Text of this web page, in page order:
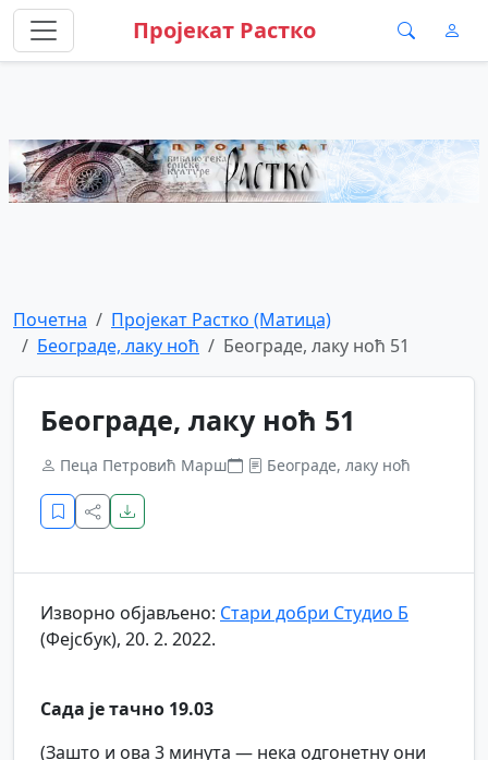
Пројекат Растко
Почетна
Пројекат Растко (Матица)
Београде, лаку ноћ
Београде, лаку ноћ 51
Београде, лаку ноћ 51
Пеца Петровић Марш Београде, лаку ноћ
Изворно објављено: Стари добри Студио Б
(Фејсбук), 20. 2. 2022.
Сада је тачно 19.03
(Зашто и ова 3 минута — нека одгонетну они